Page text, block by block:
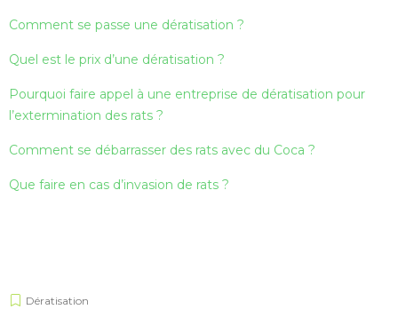
Comment se passe une dératisation ?
Quel est le prix d’une dératisation ?
Pourquoi faire appel à une entreprise de dératisation pour
l’extermination des rats ?
Comment se débarrasser des rats avec du Coca ?
Que faire en cas d’invasion de rats ?
Dératisation